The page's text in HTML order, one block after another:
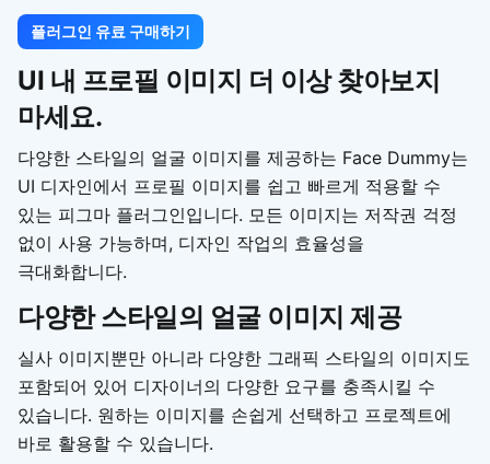
플러그인 유료 구매하기
UI 내 프로필 이미지 더 이상 찾아보지
마세요.
다양한 스타일의 얼굴 이미지를 제공하는 Face Dummy는
UI 디자인에서 프로필 이미지를 쉽고 빠르게 적용할 수
있는 피그마 플러그인입니다. 모든 이미지는 저작권 걱정
없이 사용 가능하며, 디자인 작업의 효율성을
극대화합니다.
다양한 스타일의 얼굴 이미지 제공
실사 이미지뿐만 아니라 다양한 그래픽 스타일의 이미지도
포함되어 있어 디자이너의 다양한 요구를 충족시킬 수
있습니다. 원하는 이미지를 손쉽게 선택하고 프로젝트에
바로 활용할 수 있습니다.